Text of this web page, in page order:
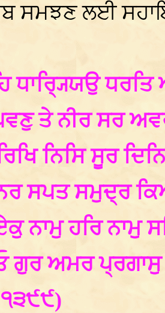
ਸਮਝਣ ਲਈ
ਧਾਰ੍ਯ੍ਯਿਉ
ਤੇ ਨੀਰ ਸਰ
ਨਿਸਿ ਸੂਰ
ਸਪਤ ਸਮੁਦ੍ਰ
ਨਾਮੁ ਹਰਿ ਨਾਮੁ
ਗੁਰ ਅਮਰ